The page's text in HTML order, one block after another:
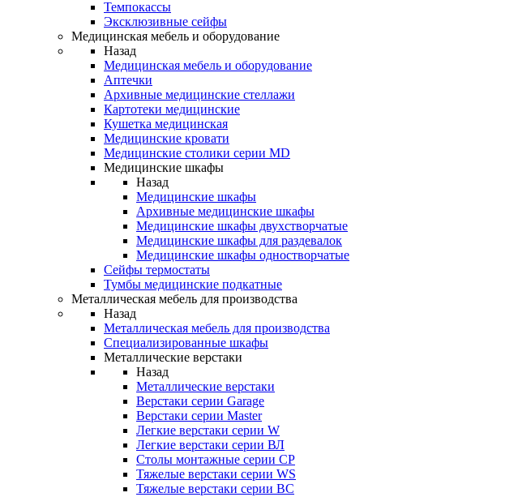
Темпокассы
Эксклюзивные сейфы
Медицинская мебель и оборудование
Назад
Медицинская мебель и оборудование
Аптечки
Архивные медицинские стеллажи
Картотеки медицинские
Кушетка медицинская
Медицинские кровати
Медицинские столики серии MD
Медицинские шкафы
Назад
Медицинские шкафы
Архивные медицинские шкафы
Медицинские шкафы двухстворчатые
Медицинские шкафы для раздевалок
Медицинские шкафы одностворчатые
Сейфы термостаты
Тумбы медицинские подкатные
Металлическая мебель для производства
Назад
Металлическая мебель для производства
Cпециализированные шкафы
Металлические верстаки
Назад
Металлические верстаки
Верстаки серии Garage
Верстаки серии Master
Легкие верстаки серии W
Легкие верстаки серии ВЛ
Столы монтажные серии СР
Тяжелые верстаки серии WS
Тяжелые верстаки серии ВС